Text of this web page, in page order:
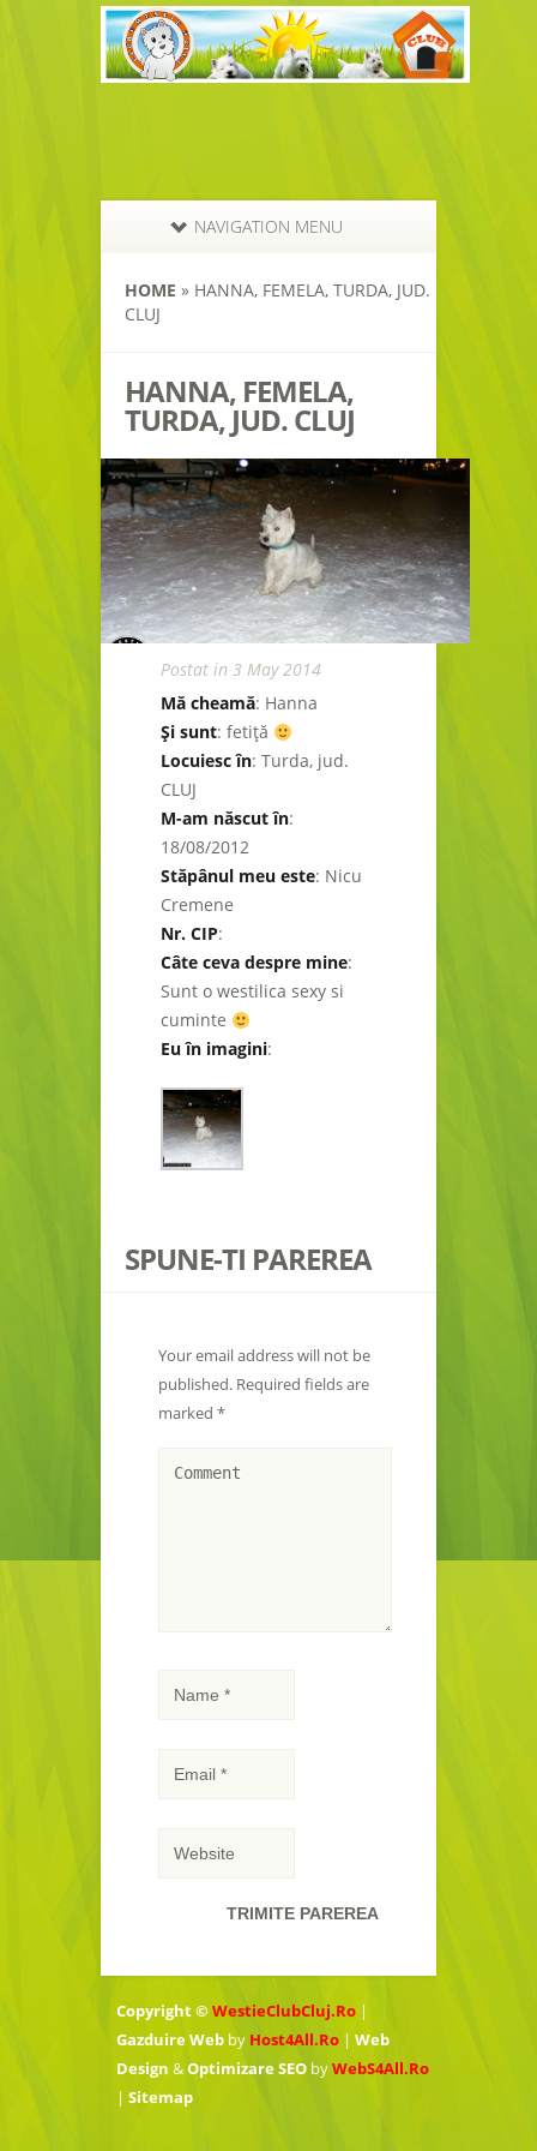
NAVIGATION MENU
HOME » HANNA, FEMELA, TURDA, JUD.
CLUJ
HANNA, FEMELA,
TURDA, JUD. CLUJ
Postat in 3 May 2014
Mă cheamă: Hanna
Şi sunt: fetiţă
Locuiesc în: Turda, jud.
CLUJ
M-am născut în:
18/08/2012
Stăpânul meu este: Nicu
Cremene
Nr. CIP:
Câte ceva despre mine:
Sunt o westilica sexy si
cuminte
Eu în imagini:
SPUNE-TI PAREREA
Your email address will not be
published. Required fields are
marked *
Copyright ©WestieClubCluj.Ro |
Gazduire Web by Host4All.Ro | Web
Design &Optimizare SEO byWebS4All.Ro
| Sitemap